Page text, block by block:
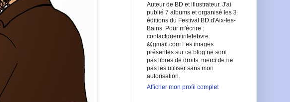
Auteur de BD et illustrateur. J'ai
publié 7 albums et organisé les 3
éditions du Festival BD d'Aix-les-
Bains. Pour m'écrire :
contactquentinlefebvre
@gmail.com Les images
présentes sur ce blog ne sont
pas libres de droits, merci de ne
pas les utiliser sans mon
autorisation.
Afficher mon profil complet